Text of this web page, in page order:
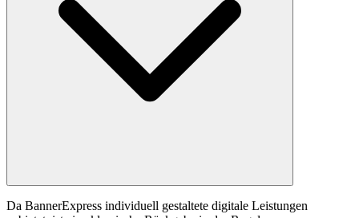
Da BannerExpress individuell gestaltete digitale Leistungen